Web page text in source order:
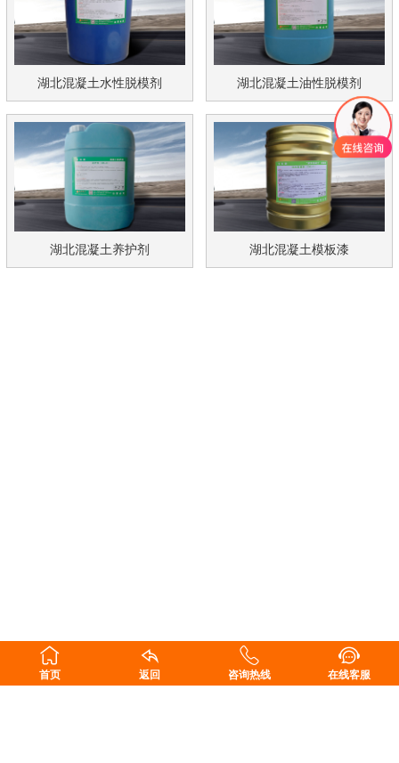
湖北混凝土水性脱模剂 湖北混凝土油性脱模剂
湖北混凝土养护剂 湖北混凝土模板漆
首页 返回 咨询热线 在线客服